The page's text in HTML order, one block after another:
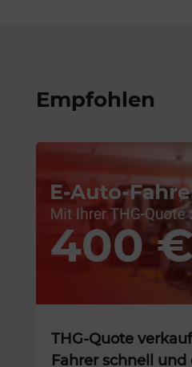
Empfohlen
THG-Quote
Fahrer schnell